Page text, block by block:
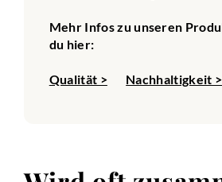
Mehr Infos zu unseren
du hier:
Qualität > Nachhaltigkeit >